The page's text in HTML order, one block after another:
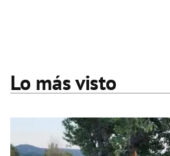
Lo más visto